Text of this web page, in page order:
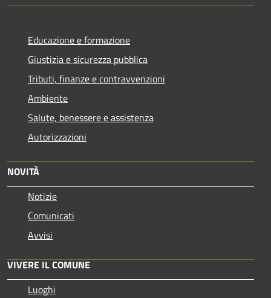
Educazione e formazione
Giustizia e sicurezza pubblica
Tributi, finanze e contravvenzioni
Ambiente
Salute, benessere e assistenza
Autorizzazioni
NOVITÀ
Notizie
Comunicati
Avvisi
VIVERE IL COMUNE
Luoghi